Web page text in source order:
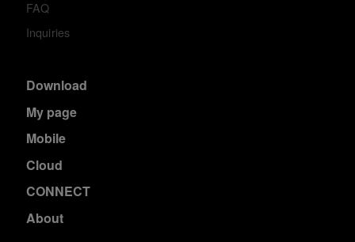
FAQ
Inquiries
Download
My page
Mobile
Cloud
CONNECT
About